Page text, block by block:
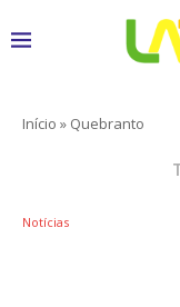
Início » Quebranto
Notícias